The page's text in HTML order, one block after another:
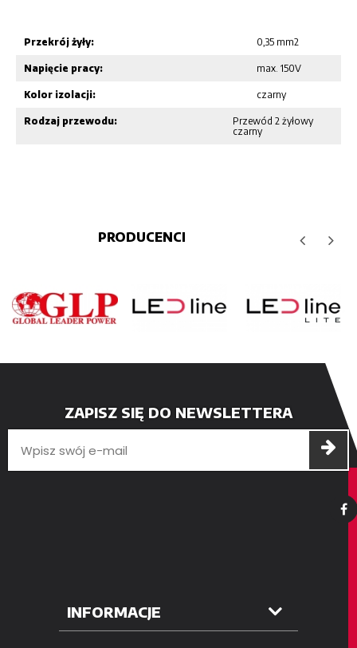
Przekrój żyły: 0,35 mm2
Napięcie pracy: max. 150V
Kolor izolacji: czarny
Rodzaj przewodu:
Przewód 2 żyłowy
czarny
PRODUCENCI
ZAPISZ SIĘ DO NEWSLETTERA
INFORMACJE